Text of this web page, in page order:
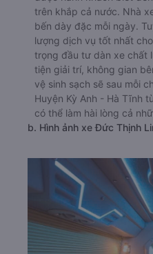
trên khắp cả nước. Nhà
bến dày đặc mỗi ngày.
lượng dịch vụ tốt nhất
trọng đầu tư dàn xe chất
tiện giải trí, không gian
vệ sinh sạch sẽ sau mỗi
Huyện Kỳ Anh - Hà Tĩnh
có thể làm hài lòng cả
b. Hình ảnh xe Đức Thịnh